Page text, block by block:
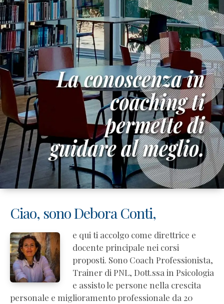
Ciao, sono Debora Conti,
e qui ti accolgo come direttrice e
docente principale nei corsi
proposti. Sono Coach Professionista,
Trainer di PNL, Dott.ssa in Psicologia
e assisto le persone nella crescita
personale e miglioramento professionale da 20